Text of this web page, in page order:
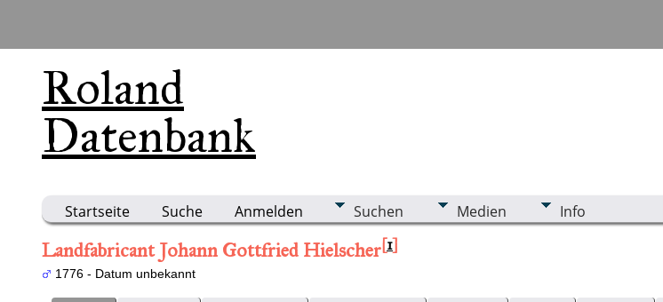
Roland
Datenbank
Startseite Suche Anmelden Suchen Medien Info
Landfabricant Johann Gottfried Hielscher[1]
1776 - Datum unbekannt